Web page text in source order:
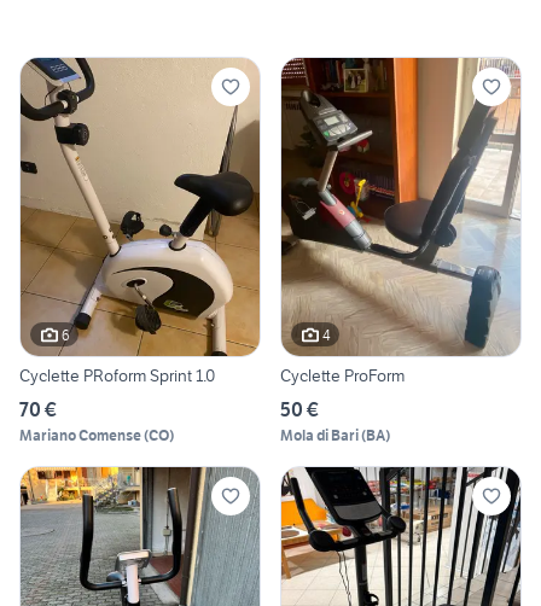
6
Cyclette PRoform Sprint 1.0
70 €
Mariano Comense(CO)
4
Cyclette ProForm
50 €
Mola di Bari(BA)